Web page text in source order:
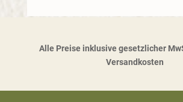
Alle Preise inklusive gesetzlicher
Versandkosten